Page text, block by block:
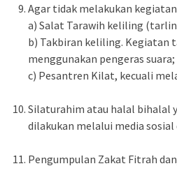
Agar tidak melakukan
a) Salat Tarawih keliling
b) Takbiran keliling. Kegiatan
menggunakan pengeras suara;
c) Pesantren Kilat, kecuali
Silaturahim atau halal bihalal
dilakukan melalui media
Pengumpulan Zakat Fitrah